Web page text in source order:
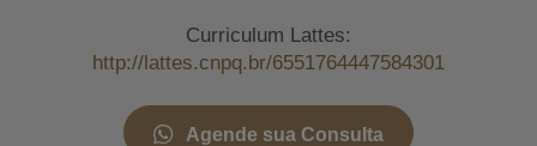
Curriculum Lattes:
http://lattes.cnpq.br/6551764447584301
Agende sua Consulta